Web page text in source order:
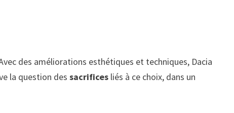
des améliorations esthétiques et techniques, Dacia
la question dessacrifices liés à ce choix, dans un